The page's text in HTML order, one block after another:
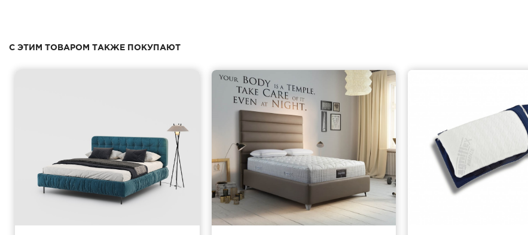
С ЭТИМ ТОВАРОМ ТАКЖЕ ПОКУПАЮТ